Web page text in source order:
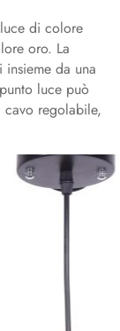
di colore
oro. La
da una
luce può
cavo regolabile,